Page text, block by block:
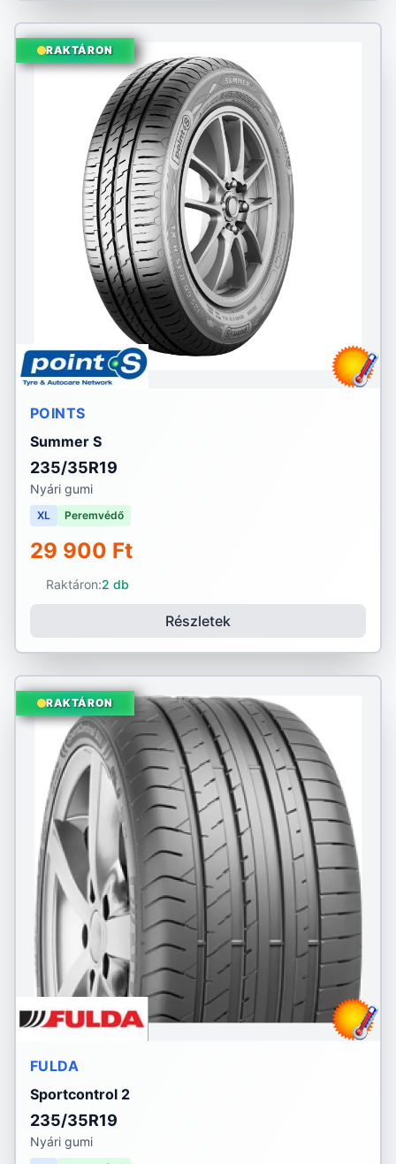
RAKTÁRON
POINTS
Summer S
235/35R19
Nyári gumi
XL Peremvédő
29 900 Ft
Raktáron:2 db
Részletek
RAKTÁRON
FULDA
Sportcontrol 2
235/35R19
Nyári gumi